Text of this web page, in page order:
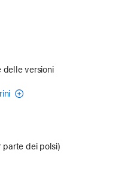
delle versioni
parte dei polsi)